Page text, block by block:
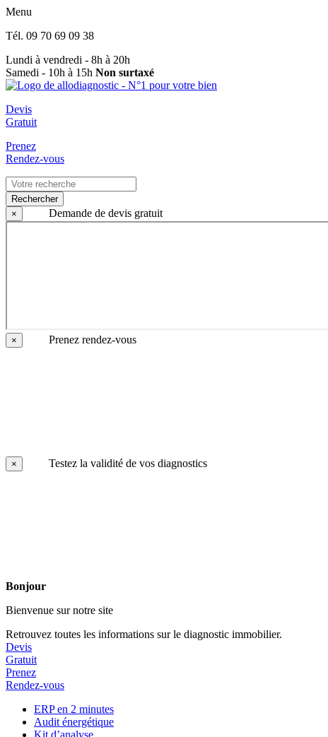
Menu
Tél. 09 70 69 09 38
Lundi à vendredi - 8h à 20h
Samedi - 10h à 15h Non surtaxé
Devis
Gratuit
Prenez
Rendez-vous
Rechercher
×
Demande de devis gratuit
× Prenez rendez-vous
× Testez la validité de vos diagnostics
Bonjour
Bienvenue sur notre site
Retrouvez toutes les informations sur le diagnostic immobilier.
Devis
Gratuit
Prenez
Rendez-vous
ERP en 2 minutes
Audit énergétique
Kit d’analyse